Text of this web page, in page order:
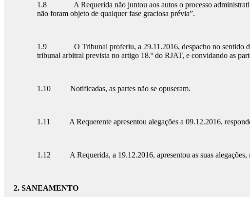
1.8 A Requerida não juntou aos autos o processo administrativo,
não foram objeto de qualquer fase graciosa prévia”.
1.9 O Tribunal proferiu, a 29.11.2016, despacho no sentido de
tribunal arbitral prevista no artigo 18.º do RJAT, e convidando as
1.10 Notificadas, as partes não se opuseram.
1.11 A Requerente apresentou alegações a 09.12.2016,
1.12 A Requerida, a 19.12.2016, apresentou as suas alegações,
2. SANEAMENTO